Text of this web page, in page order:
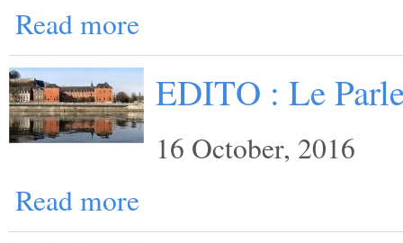
Read more
EDITO : Le
16 October, 2016
Read more